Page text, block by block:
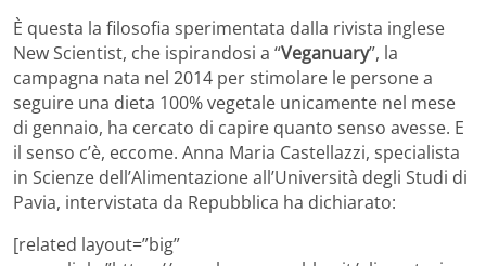
È questa la filosofia sperimentata dalla rivista inglese
New Scientist, che ispirandosi a “Veganuary”, la
campagna nata nel 2014 per stimolare le persone a
seguire una dieta 100% vegetale unicamente nel mese
di gennaio, ha cercato di capire quanto senso avesse. E
il senso c’è, eccome. Anna Maria Castellazzi, specialista
in Scienze dell’Alimentazione all’Università degli Studi di
Pavia, intervistata da Repubblica ha dichiarato:
[related layout=”big”